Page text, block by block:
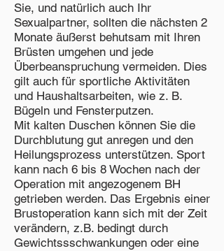
Sie, und natürlich auch Ihr
Sexualpartner, sollten die nächsten 2
Monate äußerst behutsam mit Ihren
Brüsten umgehen und jede
Überbeanspruchung vermeiden. Dies
gilt auch für sportliche Aktivitäten
und Haushaltsarbeiten, wie z. B.
Bügeln und Fensterputzen.
Mit kalten Duschen können Sie die
Durchblutung gut anregen und den
Heilungsprozess unterstützen. Sport
kann nach 6 bis 8 Wochen nach der
Operation mit angezogenem BH
getrieben werden. Das Ergebnis einer
Brustoperation kann sich mit der Zeit
verändern, z.B. bedingt durch
Gewichtssschwankungen oder eine